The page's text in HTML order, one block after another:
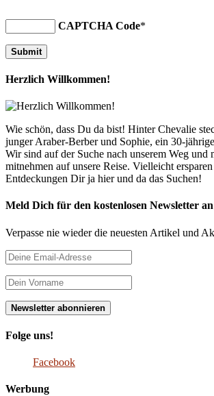
CAPTCHA Code*
Herzlich Willkommen!
Wie schön, dass Du da bist! Hinter Chevalie
junger Araber-Berber und Sophie, ein 30-
Wir sind auf der Suche nach unserem Weg und
mitnehmen auf unsere Reise. Vielleicht ersparen
Entdeckungen Dir ja hier und da das Suchen!
Meld Dich für den kostenlosen Newsletter
Verpasse nie wieder die neuesten Artikel und
Folge uns!
Facebook
Werbung